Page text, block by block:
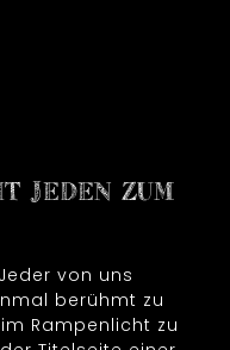
JEDEN ZUM
von uns
berühmt zu
Rampenlicht zu